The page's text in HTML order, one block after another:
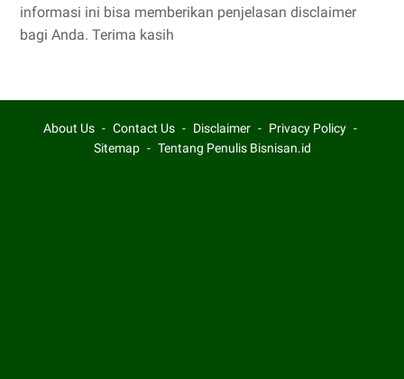
informasi ini bisa memberikan penjelasan disclaimer
bagi Anda. Terima kasih
About Us Contact Us Disclaimer
Privacy Policy
Sitemap
Tentang Penulis Bisnisan.id